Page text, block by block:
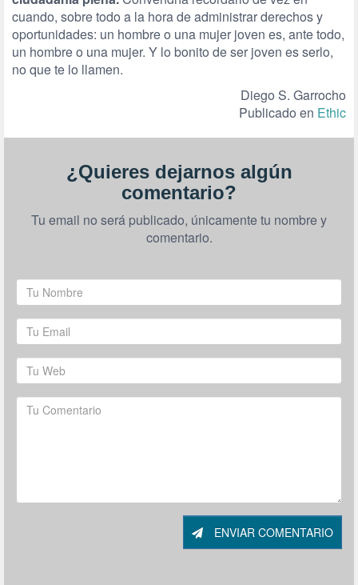
cuando, sobre todo a la hora de administrar derechos y
oportunidades: un hombre o una mujer joven es, ante todo,
un hombre o una mujer. Y lo bonito de ser joven es serlo,
no que te lo llamen.
Diego S. Garrocho
Publicado en Ethic
¿Quieres dejarnos algún
comentario?
Tu email no será publicado, únicamente tu nombre y
comentario.
ENVIAR COMENTARIO